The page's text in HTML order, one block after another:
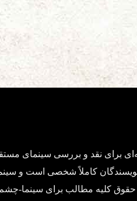
برای نقد و بررسی سینمای
کاملاً شخصی است و
حقوق کلیه مطالب برای سینما-